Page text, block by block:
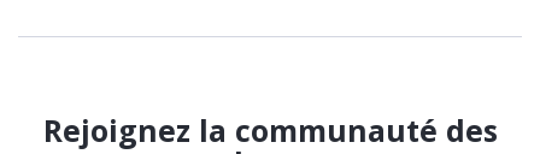
Rejoignez la communauté des